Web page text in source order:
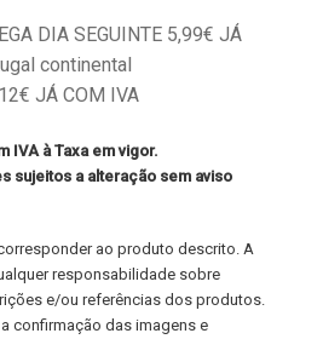
DIA SEGUINTE 5,99€ JÁ
continental
JÁ COM IVA
IVA à Taxa em vigor.
sujeitos a alteração sem aviso
ao produto descrito. A
responsabilidade sobre
e/ou referências dos produtos.
confirmação das imagens e